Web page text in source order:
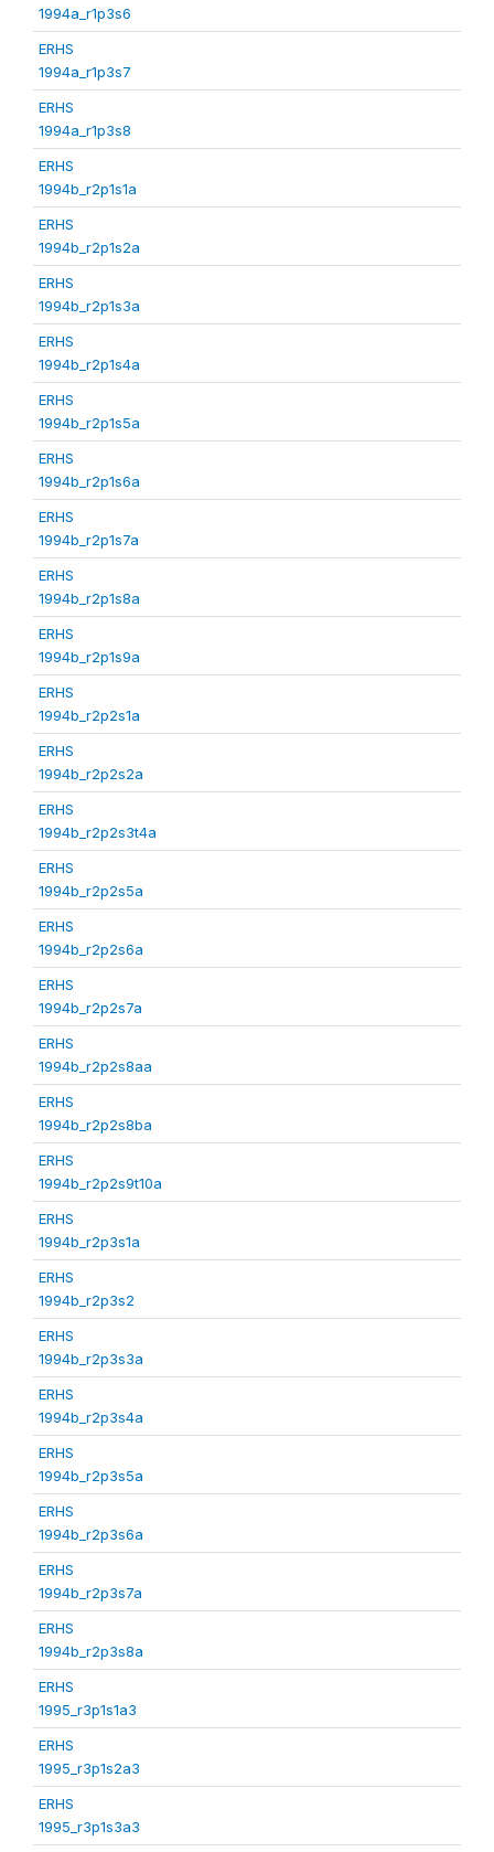
1994a_r1p3s6
ERHS
1994a_r1p3s7
ERHS
1994a_r1p3s8
ERHS
1994b_r2p1s1a
ERHS
1994b_r2p1s2a
ERHS
1994b_r2p1s3a
ERHS
1994b_r2p1s4a
ERHS
1994b_r2p1s5a
ERHS
1994b_r2p1s6a
ERHS
1994b_r2p1s7a
ERHS
1994b_r2p1s8a
ERHS
1994b_r2p1s9a
ERHS
1994b_r2p2s1a
ERHS
1994b_r2p2s2a
ERHS
1994b_r2p2s3t4a
ERHS
1994b_r2p2s5a
ERHS
1994b_r2p2s6a
ERHS
1994b_r2p2s7a
ERHS
1994b_r2p2s8aa
ERHS
1994b_r2p2s8ba
ERHS
1994b_r2p2s9t10a
ERHS
1994b_r2p3s1a
ERHS
1994b_r2p3s2
ERHS
1994b_r2p3s3a
ERHS
1994b_r2p3s4a
ERHS
1994b_r2p3s5a
ERHS
1994b_r2p3s6a
ERHS
1994b_r2p3s7a
ERHS
1994b_r2p3s8a
ERHS
1995_r3p1s1a3
ERHS
1995_r3p1s2a3
ERHS
1995_r3p1s3a3